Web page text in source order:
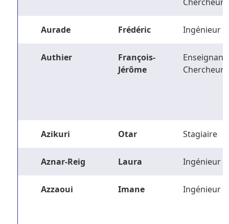
Chercheur
Aurade Frédéric Ingénieur
Authier
François-
Jérôme
Enseignant-
Chercheur
Azikuri Otar Stagiaire
Aznar-Reig Laura Ingénieur
Azzaoui Imane Ingénieur